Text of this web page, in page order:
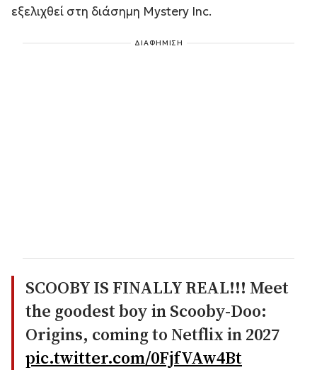
εξελιχθεί στη διάσημη Mystery Inc.
ΔΙΑΦΗΜΙΣΗ
SCOOBY IS FINALLY REAL!!! Meet
the goodest boy in Scooby-Doo:
Origins, coming to Netflix in 2027
pic.twitter.com/0FjfVAw4Bt